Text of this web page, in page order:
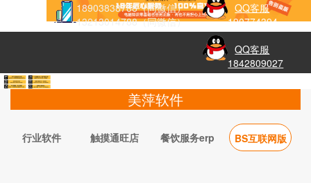
18903838788（同微信）
13213014788（同微信）
QQ客服
190774394
QQ客服
1842809027
美萍软件
行业软件 触摸通旺店 餐饮服务erp BS互联网版